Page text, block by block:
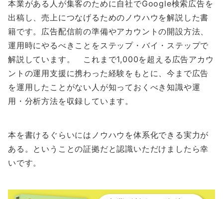
本業がある人が集客のために自社でGoogle検索広告を
出稿し、売上につなげるためのノウハウを解説した書
籍です。広告配信前の準備やアカウントの開設方法、
運用時にやるべきことをステップ・バイ・ステップで
解説しています。 これまで1,000を超える広告アカウ
ントの運用支援に携わった経験をもとに、今まで広告
を運用したことがない人が知っておくべき知識や運
用・分析方法を収録しています。
本を書けるぐらいにはノウハウを体系化できる実力が
ある。ということの証拠だと認識いただけましたら幸
いです。